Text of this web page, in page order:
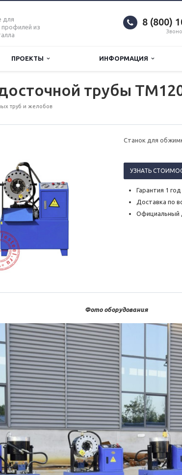
для
профилей из
8 (800)
ПРОЕКТЫ ИНФОРМАЦИЯ
трубы
труб и желобов
Станок для
УЗНАТЬ
Гарантия 1 год
Доставка по
Официальный
Фото оборудования